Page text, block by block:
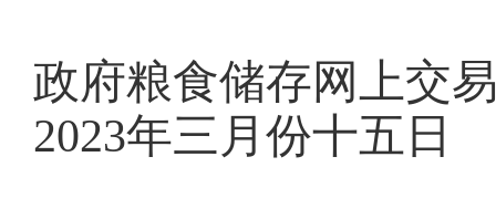
政府粮食储存网上交
2023年三月份十五日